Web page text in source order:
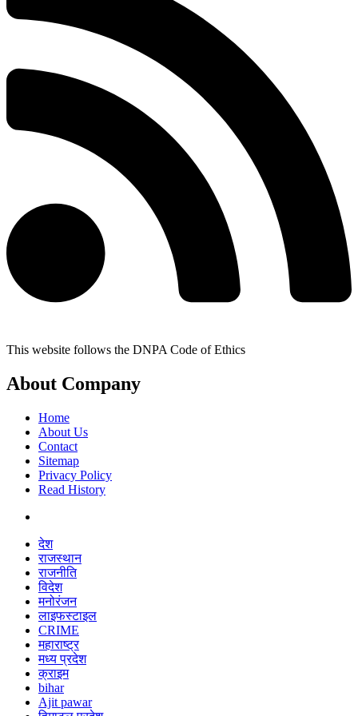
This website follows the DNPA Code of Ethics
About Company
Home
About Us
Contact
Sitemap
Privacy Policy
Read History
देश
राजस्थान
राजनीति
विदेश
मनोरंजन
लाइफस्टाइल
CRIME
महाराष्ट्र
मध्य प्रदेश
क्राइम
bihar
Ajit pawar